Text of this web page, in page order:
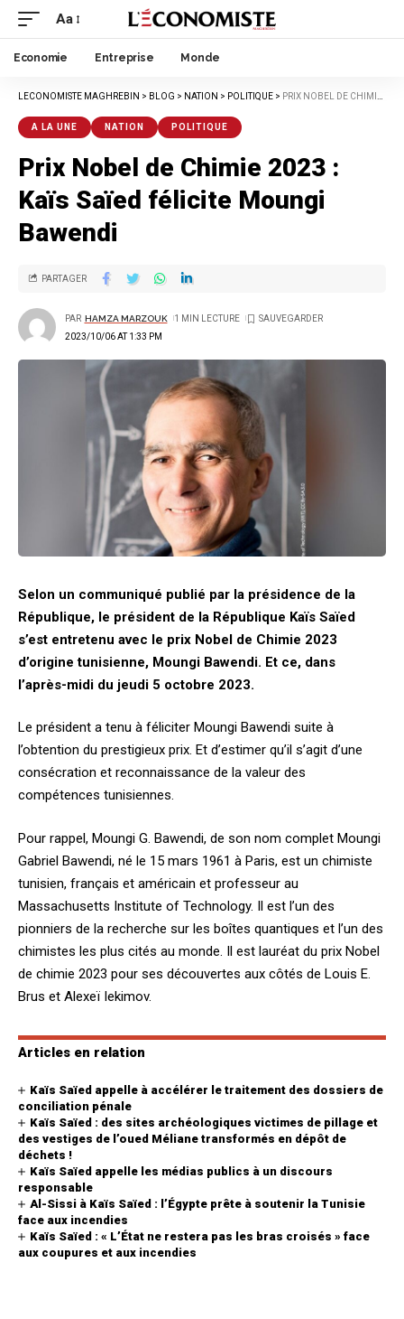
Aa
Economie Entreprise Monde
LECONOMISTE MAGHREBIN > BLOG > NATION > POLITIQUE > PRIX NOBEL DE CHIMIE 2023 : KAÏS SAÏED FÉLICITE MOUNGI BAWENDI
A LA UNE NATION POLITIQUE
Prix Nobel de Chimie 2023 :
Kaïs Saïed félicite Moungi
Bawendi
2023/10/06 AT 1:33 PM
PAR HAMZA MARZOUK 1 MIN LECTURE
PARTAGER
Selon un communiqué publié par la présidence de la
République, le président de la République Kaïs Saïed
s’est entretenu avec le prix Nobel de Chimie 2023
d’origine tunisienne, Moungi Bawendi. Et ce, dans
l’après-midi du jeudi 5 octobre 2023.
Le président a tenu à féliciter Moungi Bawendi suite à
l’obtention du prestigieux prix. Et d’estimer qu’il s’agit d’une
consécration et reconnaissance de la valeur des
compétences tunisiennes.
Pour rappel, Moungi G. Bawendi, de son nom complet Moungi
Gabriel Bawendi, né le 15 mars 1961 à Paris, est un chimiste
tunisien, français et américain et professeur au
Massachusetts Institute of Technology. Il est l’un des
pionniers de la recherche sur les boîtes quantiques et l’un des
chimistes les plus cités au monde. Il est lauréat du prix Nobel
de chimie 2023 pour ses découvertes aux côtés de Louis E.
Brus et Alexeï Iekimov.
Articles en relation
Kaïs Saïed appelle à accélérer le traitement des dossiers de
conciliation pénale
Kaïs Saïed : des sites archéologiques victimes de pillage et
des vestiges de l’oued Méliane transformés en dépôt de
déchets !
Kaïs Saïed appelle les médias publics à un discours
responsable
Al-Sissi à Kaïs Saïed : l’Égypte prête à soutenir la Tunisie
face aux incendies
Kaïs Saïed : « L’État ne restera pas les bras croisés » face
aux coupures et aux incendies